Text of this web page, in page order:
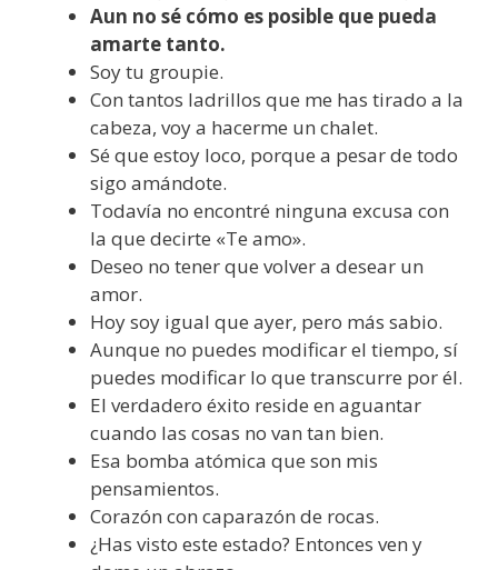
Aun no sé cómo es posible que pueda
amarte tanto.
Soy tu groupie.
Con tantos ladrillos que me has tirado a la
cabeza, voy a hacerme un chalet.
Sé que estoy loco, porque a pesar de todo
sigo amándote.
Todavía no encontré ninguna excusa con
la que decirte «Te amo».
Deseo no tener que volver a desear un
amor.
Hoy soy igual que ayer, pero más sabio.
Aunque no puedes modificar el tiempo, sí
puedes modificar lo que transcurre por él.
El verdadero éxito reside en aguantar
cuando las cosas no van tan bien.
Esa bomba atómica que son mis
pensamientos.
Corazón con caparazón de rocas.
¿Has visto este estado? Entonces ven y